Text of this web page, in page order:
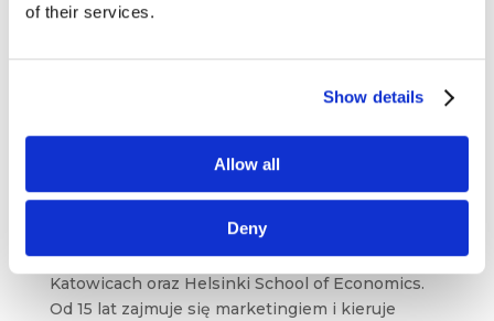
of their services.
Show details
Allow all
Deny
Jarek Lis
Absolwent Uniwersytetu Ekonomicznego w
Katowicach oraz Helsinki School of Economics.
Od 15 lat zajmuje się marketingiem i kieruje